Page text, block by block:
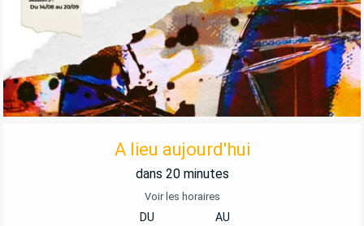
OUVERTURE ET COORDONNÉES
A lieu aujourd'hui
dans 20 minutes
Voir les horaires
DU AU